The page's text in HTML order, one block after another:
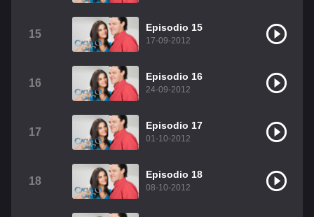
15
Episodio 15
17-09-2012
16
Episodio 16
24-09-2012
17
Episodio 17
01-10-2012
18
Episodio 18
08-10-2012